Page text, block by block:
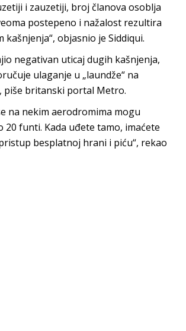
i zauzetiji, broj članova osoblja
postepeno i nažalost rezultira
kašnjenja“, objasnio je Siddiqui.
negativan uticaj dugih kašnjenja,
ulaganje u „laundže“ na
piše britanski portal Metro.
na nekim aerodromima mogu
20 funti. Kada uđete tamo, imaćete
besplatnoj hrani i piću“, rekao